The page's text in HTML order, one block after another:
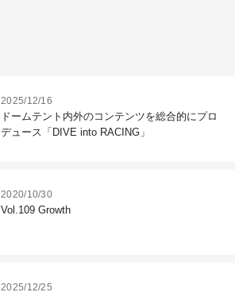
2025/12/16
ドームテント内外のコンテンツを総合的にプロ
デュース「DIVE into RACING」
2020/10/30
Vol.109 Growth
2025/12/25